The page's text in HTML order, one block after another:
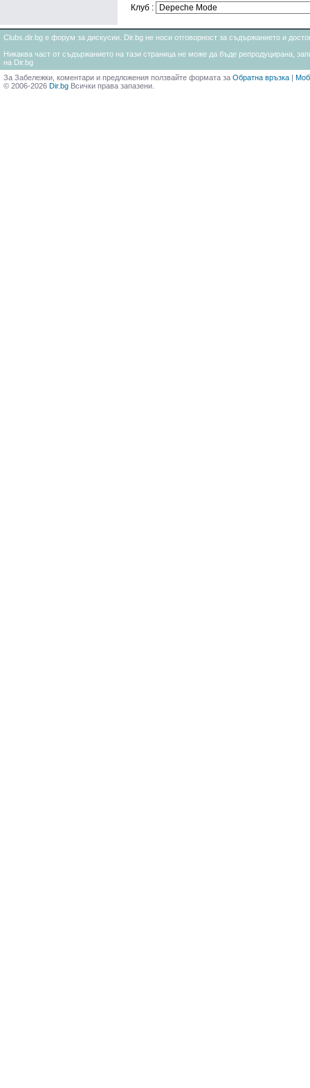
Клуб :
Clubs.dir.bg е форум за дискусии. Dir.bg не носи отговорност за съдържанието и
Никаква част от съдържанието на тази страница не може да бъде репродуцирана,
на Dir.bg
За Забележки, коментари и предложения ползвайте формата за Обратна връзка |
© 2006-2026 Dir.bg Всички права запазени.